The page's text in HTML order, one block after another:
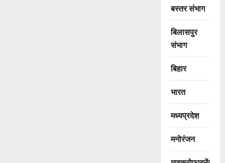
बस्तर संभाग
बिलासपुर
संभाग
बिहार
भारत
मध्यप्रदेश
मनोरंजन